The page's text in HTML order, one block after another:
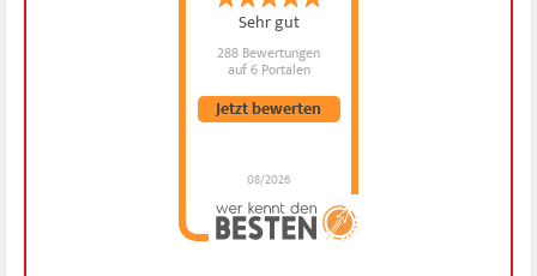
Sehr gut
288 Bewertungen
auf 6 Portalen
08/2026
Jetzt bewerten
Dr. Hubert Menken
hat4.88 von5